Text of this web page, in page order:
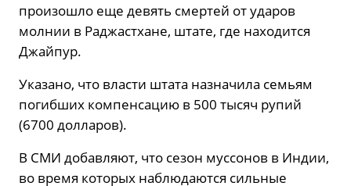
произошло еще девять смертей от ударов
молнии в Раджастхане, штате, где находится
Джайпур.
Указано, что власти штата назначила семьям
погибших компенсацию в 500 тысяч рупий
(6700 долларов).
В СМИ добавляют, что сезон муссонов в Индии,
во время которых наблюдаются сильные